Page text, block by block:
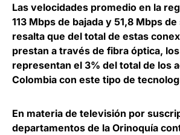
Las velocidades promedio en la
113 Mbps de bajada y 51,8 Mbps
resalta que del total de estas
prestan a través de fibra óptica,
representan el 3% del total de los
Colombia con este tipo de
En materia de televisión por
departamentos de la Orinoquía